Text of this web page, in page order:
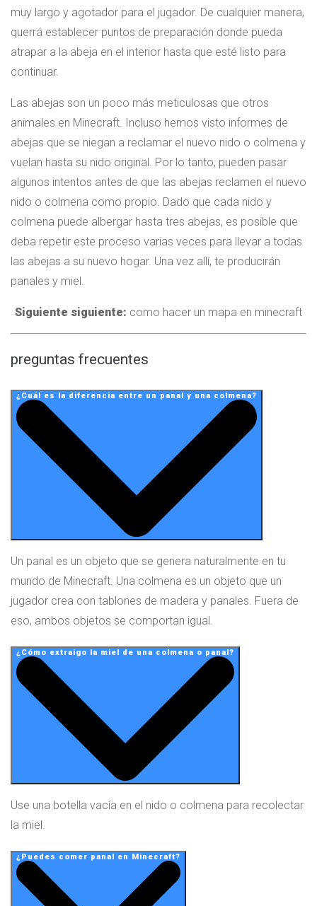
muy largo y agotador para el jugador. De cualquier manera,
querrá establecer puntos de preparación donde pueda
atrapar a la abeja en el interior hasta que esté listo para
continuar.
Las abejas son un poco más meticulosas que otros
animales en Minecraft. Incluso hemos visto informes de
abejas que se niegan a reclamar el nuevo nido o colmena y
vuelan hasta su nido original. Por lo tanto, pueden pasar
algunos intentos antes de que las abejas reclamen el nuevo
nido o colmena como propio. Dado que cada nido y
colmena puede albergar hasta tres abejas, es posible que
deba repetir este proceso varias veces para llevar a todas
las abejas a su nuevo hogar. Una vez allí, te producirán
panales y miel.
Siguiente siguiente: como hacer un mapa en minecraft
preguntas frecuentes
¿Cuál es la diferencia entre un panal y una colmena?
Un panal es un objeto que se genera naturalmente en tu
mundo de Minecraft. Una colmena es un objeto que un
jugador crea con tablones de madera y panales. Fuera de
eso, ambos objetos se comportan igual.
¿Cómo extraigo la miel de una colmena o panal?
Use una botella vacía en el nido o colmena para recolectar
la miel.
¿Puedes comer panal en Minecraft?